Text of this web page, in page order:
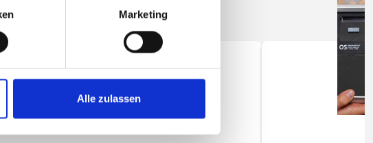
Marketing
Alle zulassen